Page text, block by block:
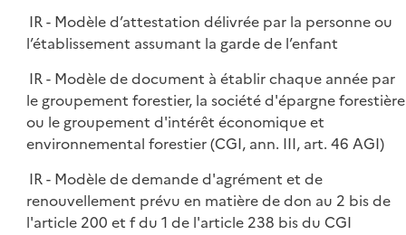
e
r
l
i
e
r
p
l
i
r
IR - Modèle d’attestation délivrée par la personne ou
l’établissement assumant la garde de l’enfant
IR - Modèle de document à établir chaque année par
le groupement forestier, la société d'épargne forestière
ou le groupement d'intérêt économique et
environnemental forestier (CGI, ann. III, art. 46 AGI)
IR - Modèle de demande d'agrément et de
renouvellement prévu en matière de don au 2 bis de
l'article 200 et f du 1 de l'article 238 bis du CGI